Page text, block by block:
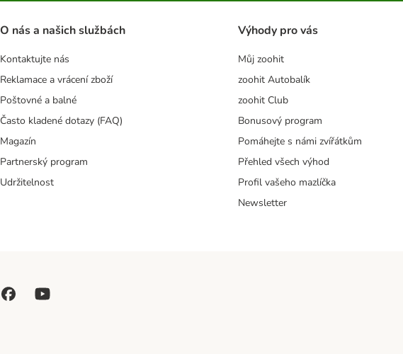
O nás a našich službách
Kontaktujte nás
Reklamace a vrácení zboží
Poštovné a balné
Často kladené dotazy (FAQ)
Magazín
Partnerský program
Udržitelnost
Výhody pro vás
Můj zoohit
zoohit Autobalík
zoohit Club
Bonusový program
Pomáhejte s námi zvířátkům
Přehled všech výhod
Profil vašeho mazlíčka
Newsletter